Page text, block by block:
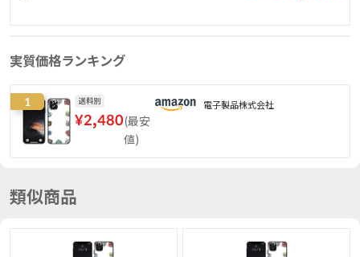
実質価格ランキング
1 送料別
¥2,480(最安
値)
電子製品株式会社
類似商品